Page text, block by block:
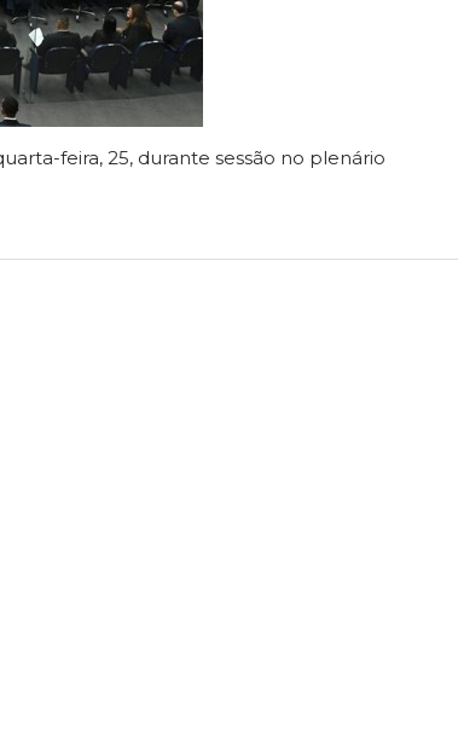
feira, 25, durante sessão no plenário